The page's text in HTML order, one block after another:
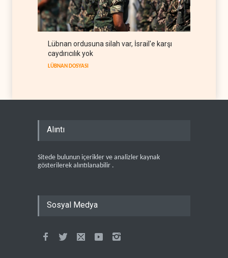
Lübnan ordusuna silah var, İsrail'e karşı
caydırıcılık yok
LÜBNAN DOSYASI
Alıntı
Sitede bulunun içerikler ve analizler kaynak
gösterilerek alıntılanabilir .
Sosyal Medya